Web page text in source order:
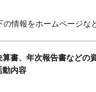
情報をホームページな
算書、年次報告書などの
動内容